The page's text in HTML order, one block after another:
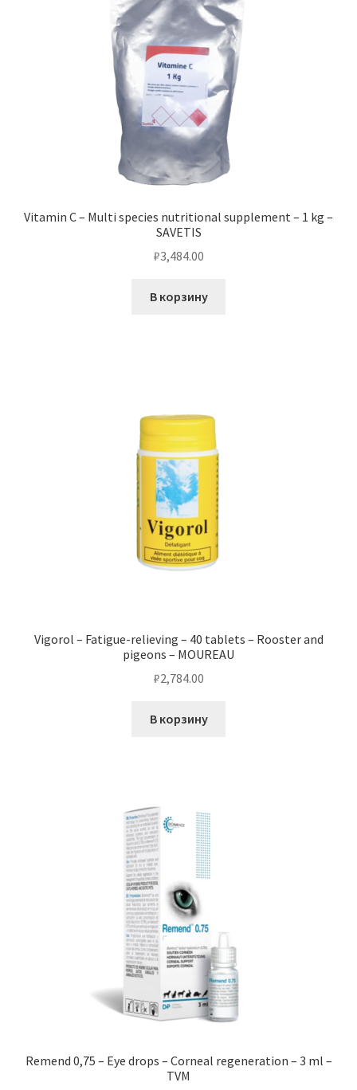
Vitamin C – Multi species nutritional supplement – ​​1 kg –
SAVETIS
₽3,484.00
В корзину
Vigorol – Fatigue-relieving – 40 tablets – Rooster and
pigeons – MOUREAU
₽2,784.00
В корзину
Remend 0,75 – Eye drops – Corneal regeneration – 3 ml –
TVM